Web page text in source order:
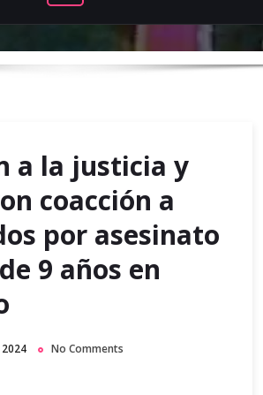
a la justicia y
coacción a
por asesinato
9 años en
No Comments